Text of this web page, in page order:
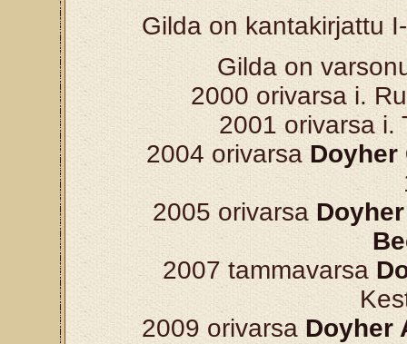
Gilda on kantakirjattu
Gilda on
2000 orivarsa i.
2001 orivarsa i.
2004 orivarsa Doyher
2005 orivarsa
2007 tammavarsa
2009 orivarsa Doyher